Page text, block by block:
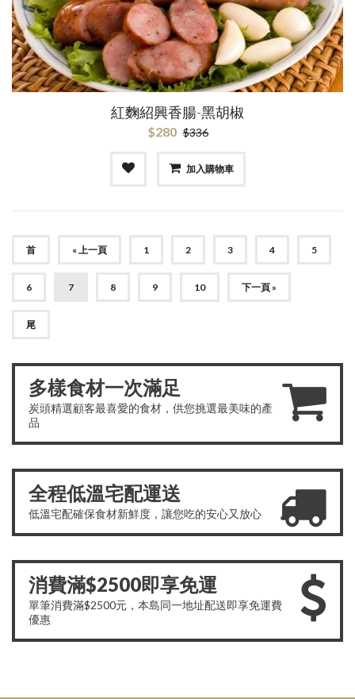
紅麴紹興香腸-黑胡椒
$280 $336
加入購物車
首 « 上一頁 1 2 3 4 5
6 7 8 9 10 下一頁 »
尾
多樣食材一次滿足
炭頭精選顧客最喜愛的食材，供您挑選最美味的產
品
全程低溫宅配運送
低溫宅配確保食材新鮮度，讓您吃的安心又放心
消費滿$2500即享免運
單筆消費滿$2500元，本島同一地址配送即享免運費
優惠